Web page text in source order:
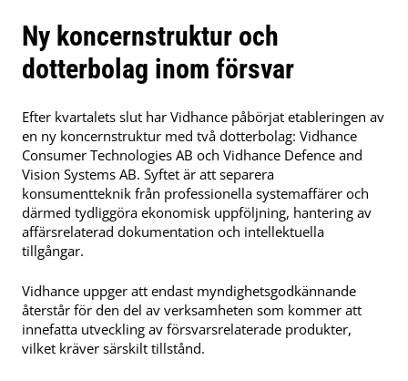
Ny koncernstruktur och
dotterbolag inom försvar
Efter kvartalets slut har Vidhance påbörjat etableringen av
en ny koncernstruktur med två dotterbolag: Vidhance
Consumer Technologies AB och Vidhance Defence and
Vision Systems AB. Syftet är att separera
konsumentteknik från professionella systemaffärer och
därmed tydliggöra ekonomisk uppföljning, hantering av
affärsrelaterad dokumentation och intellektuella
tillgångar.
Vidhance uppger att endast myndighetsgodkännande
återstår för den del av verksamheten som kommer att
innefatta utveckling av försvarsrelaterade produkter,
vilket kräver särskilt tillstånd.